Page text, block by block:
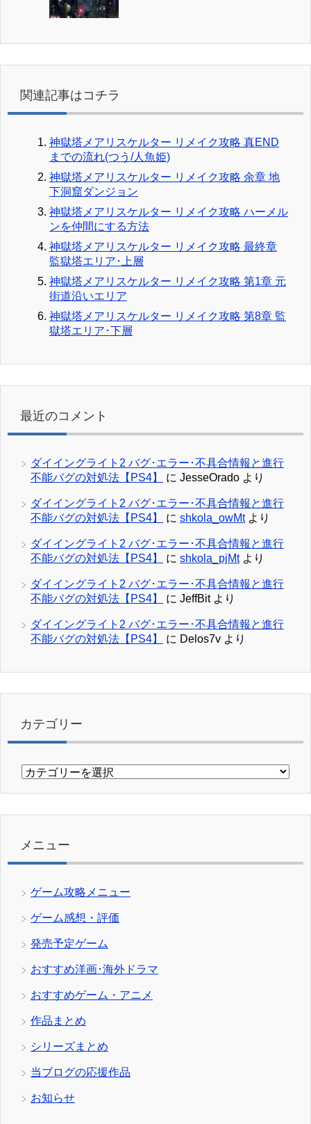
関連記事はコチラ
神獄塔メアリスケルター リメイク攻略 真END
までの流れ(つう/人魚姫)
神獄塔メアリスケルター リメイク攻略 余章 地
下洞窟ダンジョン
神獄塔メアリスケルター リメイク攻略 ハーメル
ンを仲間にする方法
神獄塔メアリスケルター リメイク攻略 最終章
監獄塔エリア･上層
神獄塔メアリスケルター リメイク攻略 第1章 元
街道沿いエリア
神獄塔メアリスケルター リメイク攻略 第8章 監
獄塔エリア･下層
最近のコメント
ダイイングライト2 バグ･エラー･不具合情報と進行
不能バグの対処法【PS4】
に JesseOrado より
ダイイングライト2 バグ･エラー･不具合情報と進行
不能バグの対処法【PS4】
に shkola_owMtより
ダイイングライト2 バグ･エラー･不具合情報と進行
不能バグの対処法【PS4】
に shkola_pjMtより
ダイイングライト2 バグ･エラー･不具合情報と進行
不能バグの対処法【PS4】
に JeffBitより
ダイイングライト2 バグ･エラー･不具合情報と進行
不能バグの対処法【PS4】
に Delos7v より
カテゴリー
カ
リ
メニュー
ゲーム攻略メニュー
ゲーム感想・評価
発売予定ゲーム
おすすめ洋画･海外ドラマ
おすすめゲーム・アニメ
作品まとめ
シリーズまとめ
当ブログの応援作品
お知らせ